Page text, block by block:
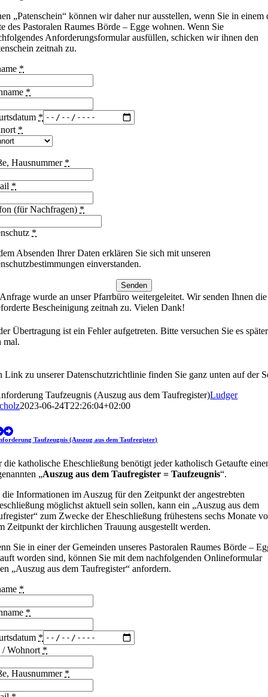
„Patenschein“ können wir daher nur ausstellen, wenn Sie in einem
des Pastoralen Raumes Börde – Egge wohnen. Wenn Sie
Anforderungsformular ausfüllen, schicken wir ihnen den
zeitnah zu.
*
*
*
*
Hausnummer *
*
(für Nachfragen) *
*
Absenden Ihrer Daten erklären Sie sich mit unseren
einverstanden.
Senden
wurde an unser Pfarrbüro weitergeleitet. Wir senden Ihnen die
Bescheinigung zeitnah zu. Vielen Dank!
Übertragung ist ein Fehler aufgetreten. Bitte versuchen Sie es später
mal.
Link zu unserer Datenschutzrichtlinie finden Sie ganz unten auf der
Taufzeugnis (Auszug aus dem Taufregister)Ludger
2023-06-24T22:26:04+02:00
Taufzeugnis (Auszug aus dem Taufregister)
die katholische Eheschließung benötigt jeder katholisch Getaufte
„Auszug aus dem Taufregister = Taufzeugnis“.
die Informationen im Auszug für den Zeitpunkt der angestrebten
möglichst aktuell sein sollen, kann ein „Auszug aus dem
zum Zwecke der Eheschließung frühestens sechs Monate
Zeitpunkt der kirchlichen Trauung ausgestellt werden.
Sie in einer der Gemeinden unseres Pastoralen Raumes Börde –
worden sind, können Sie mit dem nachfolgenden Onlineformular
„Auszug aus dem Taufregister“ anfordern.
*
*
*
Wohnort *
Hausnummer *